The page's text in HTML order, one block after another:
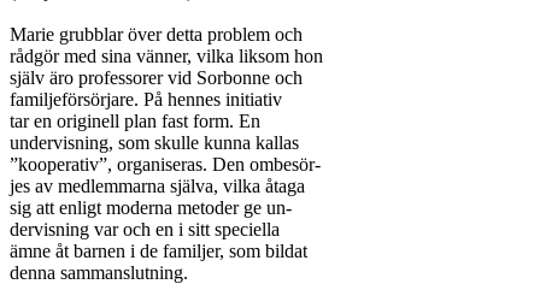
Marie grubblar över detta problem och
rådgör med sina vänner, vilka liksom hon
själv äro professorer vid Sorbonne och
familjeförsörjare. På hennes initiativ
tar en originell plan fast form. En
undervisning, som skulle kunna kallas
”kooperativ”, organiseras. Den ombesör-
jes av medlemmarna själva, vilka åtaga
sig att enligt moderna metoder ge un-
dervisning var och en i sitt speciella
ämne åt barnen i de familjer, som bildat
denna sammanslutning.